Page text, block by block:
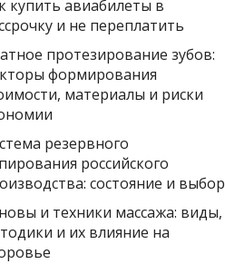
купить авиабилеты в
и не переплатить
протезирование зубов:
формирования
материалы и риски
резервного
российского
состояние и выбор
и техники массажа: виды,
и их влияние на